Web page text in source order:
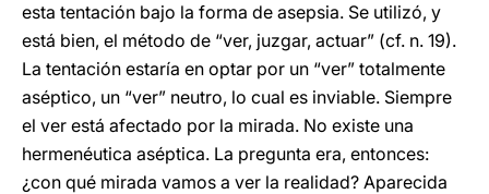
esta tentación bajo la forma de asepsia. Se utilizó, y
está bien, el método de “ver, juzgar, actuar” (cf. n. 19).
La tentación estaría en optar por un “ver” totalmente
aséptico, un “ver” neutro, lo cual es inviable. Siempre
el ver está afectado por la mirada. No existe una
hermenéutica aséptica. La pregunta era, entonces:
¿con qué mirada vamos a ver la realidad? Aparecida